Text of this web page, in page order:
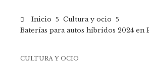
Inicio
Cultura y ocio
Baterías para autos híbridos 2024 en
CULTURA Y OCIO